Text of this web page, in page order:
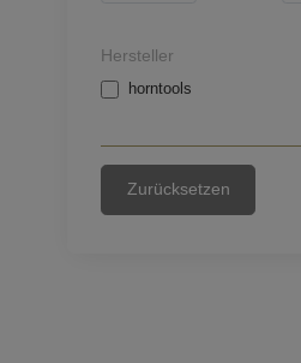
Hersteller
horntools